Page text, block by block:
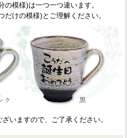
模様)は一つ一つ違います。
だけの模様)とご理解ください。
いますので、ご了承ください。